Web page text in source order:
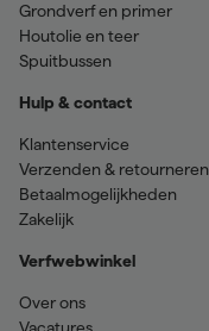
Grondverf en primer
Houtolie en teer
Spuitbussen
Hulp & contact
Klantenservice
Verzenden & retourneren
Betaalmogelijkheden
Zakelijk
Verfwebwinkel
Over ons